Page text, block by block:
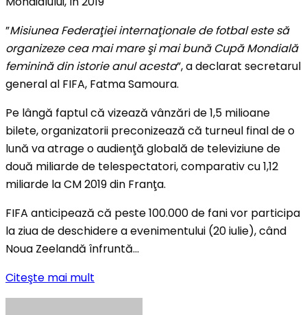
”Misiunea Federaţiei internaţionale de fotbal este să
organizeze cea mai mare şi mai bună Cupă Mondială
feminină din istorie anul acesta”, a declarat secretarul
general al FIFA, Fatma Samoura.
Pe lângă faptul că vizează vânzări de 1,5 milioane
bilete, organizatorii preconizează că turneul final de o
lună va atrage o audienţă globală de televiziune de
două miliarde de telespectatori, comparativ cu 1,12
miliarde la CM 2019 din Franţa.
FIFA anticipează că peste 100.000 de fani vor participa
la ziua de deschidere a evenimentului (20 iulie), când
Noua Zeelandă înfruntă…
Citeşte mai mult